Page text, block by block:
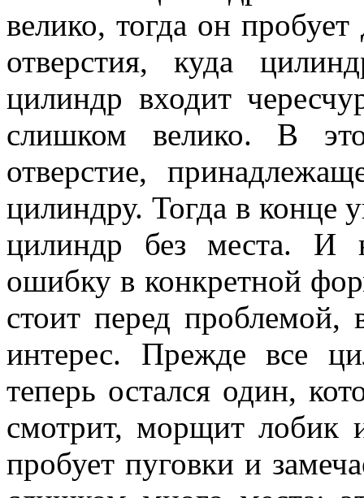
велико, тогда он
отверстия, куда
цилиндр входит
слишком велико. В
отверстие,
цилиндру. Тогда в конце
цилиндр без места. И
ошибку в конкретной
стоит перед
интерес. Прежде все
теперь остался один,
смотрит, морщит лобик
пробует пуговки и